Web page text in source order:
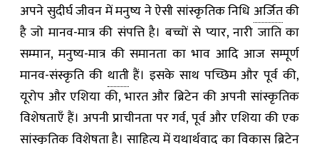
अपने सुदीर्घ जीवन में मनुष्य ने ऐसी सांस्कृतिक निधि अर्जितकी
है जो मानव-मात्र की संपत्ति है। बच्चों से प्यार, नारी जाति का
सम्मान, मनुष्य-मात्र की समानता का भाव आदि आज सम्पूर्ण
मानव-संस्कृति की थातीहैं। इसके साथ पच्छिम और पूर्व की,
यूरोप और एशिया की, भारत और ब्रिटेन की अपनी सांस्कृतिक
विशेषताएँ हैं। अपनी प्राचीनता पर गर्व, पूर्व और एशिया की एक
सांस्कृतिक विशेषता है। साहित्य में यथार्थवाद का विकास ब्रिटेन